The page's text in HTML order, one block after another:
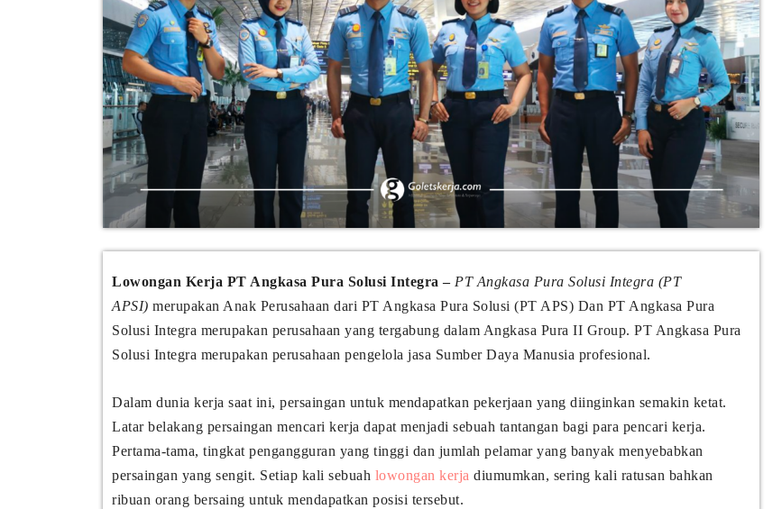
Lowongan Kerja PT Angkasa Pura Solusi Integra – PT Angkasa Pura Solusi Integra (PT
APSI) merupakan Anak Perusahaan dari PT Angkasa Pura Solusi (PT APS) Dan PT Angkasa Pura
Solusi Integra merupakan perusahaan yang tergabung dalam Angkasa Pura II Group. PT Angkasa Pura
Solusi Integra merupakan perusahaan pengelola jasa Sumber Daya Manusia profesional.
Dalam dunia kerja saat ini, persaingan untuk mendapatkan pekerjaan yang diinginkan semakin ketat.
Latar belakang persaingan mencari kerja dapat menjadi sebuah tantangan bagi para pencari kerja.
Pertama-tama, tingkat pengangguran yang tinggi dan jumlah pelamar yang banyak menyebabkan
persaingan yang sengit. Setiap kali sebuah lowongan kerja diumumkan, sering kali ratusan bahkan
ribuan orang bersaing untuk mendapatkan posisi tersebut.